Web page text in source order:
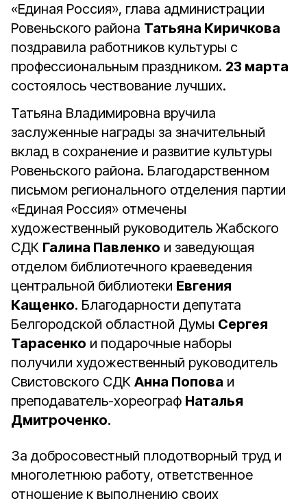
«Единая Россия», глава администрации
Ровеньского района Татьяна Киричкова
поздравила работников культуры с
профессиональным праздником. 23 марта
состоялось чествование лучших.
Татьяна Владимировна вручила
заслуженные награды за значительный
вклад в сохранение и развитие культуры
Ровеньского района. Благодарственном
письмом регионального отделения партии
«Единая Россия» отмечены
художественный руководитель Жабского
СДК Галина Павленко и заведующая
отделом библиотечного краеведения
центральной библиотеки Евгения
Кащенко. Благодарности депутата
Белгородской областной Думы Сергея
Тарасенко и подарочные наборы
получили художественный руководитель
Свистовского СДК Анна Попова и
преподаватель-хореограф Наталья
Дмитроченко.
За добросовестный плодотворный труд и
многолетнюю работу, ответственное
отношение к выполнению своих